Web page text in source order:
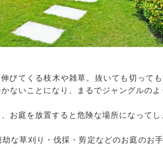
びてくる枝木や雑草。抜いても切って
ないことになり、まるでジャングルのよ
お庭を放置すると危険な場所になってし
な草刈り・伐採・剪定などのお庭のお